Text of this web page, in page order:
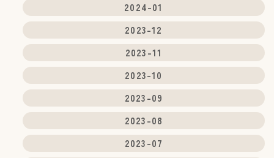
2024-01
2023-12
2023-11
2023-10
2023-09
2023-08
2023-07